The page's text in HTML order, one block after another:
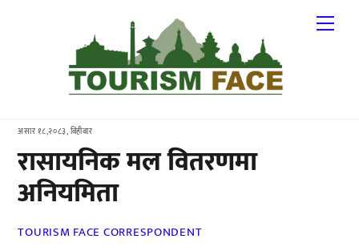
असार १८,२०८३, बिहीबार
रासायनिक मल वितरणमा
अनियमिता
TOURISM FACE CORRESPONDENT